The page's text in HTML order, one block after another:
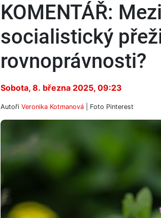
KOMENTÁŘ:
socialistický
rovnoprávnosti?
Sobota, 8. března 2025, 09:23
Autoři Veronika Kotmanová | Foto Pinterest